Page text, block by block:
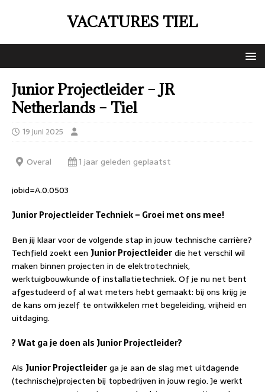
VACATURES TIEL
Junior Projectleider – JR
Netherlands – Tiel
19 juni 2025
Overal 1 jaar geleden geplaatst
jobid=A.0.0503
Junior Projectleider Techniek – Groei met ons mee!
Ben jij klaar voor de volgende stap in jouw technische carrière?
Techfield zoekt een Junior Projectleiderdie het verschil wil
maken binnen projecten in de elektrotechniek,
werktuigbouwkunde of installatietechniek. Of je nu net bent
afgestudeerd of al wat meters hebt gemaakt: bij ons krijg je
de kans om jezelf te ontwikkelen met begeleiding, vrijheid en
uitdaging.
? Wat ga je doen als Junior Projectleider?
Als Junior Projectleiderga je aan de slag met uitdagende
(technische)projecten bij topbedrijven in jouw regio. Je werkt